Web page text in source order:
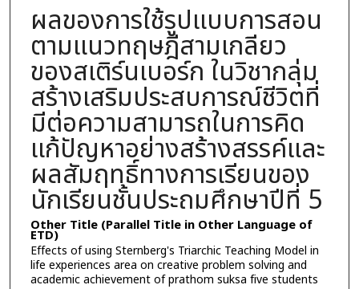
ผลของการใช้รูปแบบการสอน
ตามแนวทฤษฎีสามเกลียว
ของสเติร์นเบอร์ก ในวิชากลุ่ม
สร้างเสริมประสบการณ์ชีวิตที่
มีต่อความสามารถในการคิด
แก้ปัญหาอย่างสร้างสรรค์และ
ผลสัมฤทธิ์ทางการเรียนของ
นักเรียนชั้นประถมศึกษาปีที่ 5
Other Title (Parallel Title in Other Language of
ETD)
Effects of using Sternberg's Triarchic Teaching Model in
life experiences area on creative problem solving and
academic achievement of prathom suksa five students